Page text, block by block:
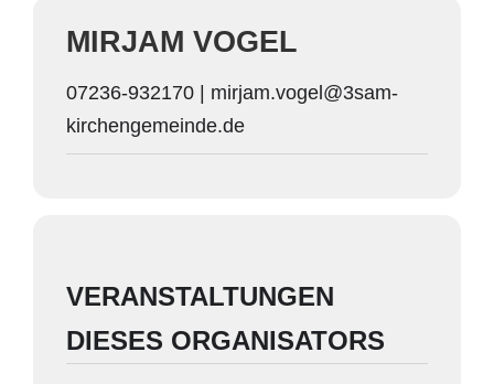
MIRJAM VOGEL
07236-932170 | mirjam.vogel@3sam-
kirchengemeinde.de
VERANSTALTUNGEN
DIESES ORGANISATORS